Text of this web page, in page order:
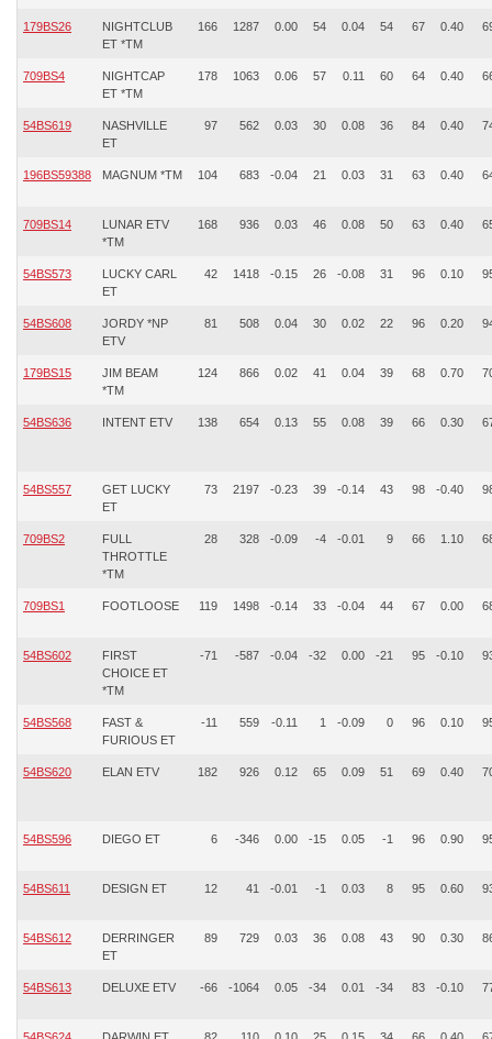
179BS26
NIGHTCLUB
ET *TM
166 1287 0.00 54 0.04 54 67 0.40
709BS4
NIGHTCAP
ET *TM
178 1063 0.06 57 0.11 60 64 0.40
54BS619
NASHVILLE
ET
97 562 0.03 30 0.08 36 84 0.40
196BS59388 MAGNUM *TM 104 683 -0.04 21 0.03 31 63 0.40
709BS14
LUNAR ETV
*TM
168 936 0.03 46 0.08 50 63 0.40
54BS573
LUCKY CARL
ET
42 1418 -0.15 26 -0.08 31 96 0.10
54BS608
JORDY *NP
ETV
81 508 0.04 30 0.02 22 96 0.20
179BS15
JIM BEAM
*TM
124 866 0.02 41 0.04 39 68 0.70
54BS636 INTENT ETV 138 654 0.13 55 0.08 39 66 0.30
54BS557
GET LUCKY
ET
73 2197 -0.23 39 -0.14 43 98 -0.40
709BS2
FULL
THROTTLE
*TM
28 328 -0.09 -4 -0.01 9 66 1.10
709BS1 FOOTLOOSE 119 1498 -0.14 33 -0.04 44 67 0.00
54BS602
FIRST
CHOICE ET
*TM
-71 -587 -0.04 -32 0.00 -21 95 -0.10
54BS568
FAST &
FURIOUS ET
-11 559 -0.11 1 -0.09 0 96 0.10
54BS620 ELAN ETV 182 926 0.12 65 0.09 51 69 0.40
54BS596 DIEGO ET 6 -346 0.00 -15 0.05 -1 96 0.90
54BS611 DESIGN ET 12 41 -0.01 -1 0.03 8 95 0.60
54BS612
DERRINGER
ET
89 729 0.03 36 0.08 43 90 0.30
54BS613 DELUXE ETV -66 -1064 0.05 -34 0.01 -34 83 -0.10